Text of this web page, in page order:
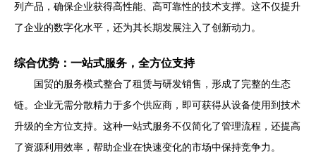
列产品，确保企业获得高性能、高可靠性的技术支撑。这不仅提升
了企业的数字化水平，还为其长期发展注入了创新动力。
综合优势：一站式服务，全方位支持
国贸的服务模式整合了租赁与研发销售，形成了完整的生态
链。企业无需分散精力于多个供应商，即可获得从设备使用到技术
升级的全方位支持。这种一站式服务不仅简化了管理流程，还提高
了资源利用效率，帮助企业在快速变化的市场中保持竞争力。